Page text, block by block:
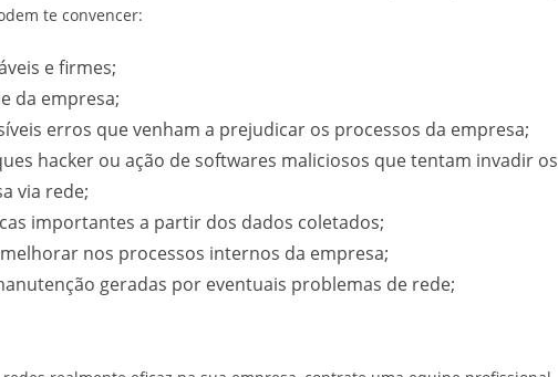
te convencer:
e firmes;
da empresa;
erros que venham a prejudicar os processos da empresa;
hacker ou ação de softwares maliciosos que tentam invadir os
via rede;
importantes a partir dos dados coletados;
nos processos internos da empresa;
geradas por eventuais problemas de rede;